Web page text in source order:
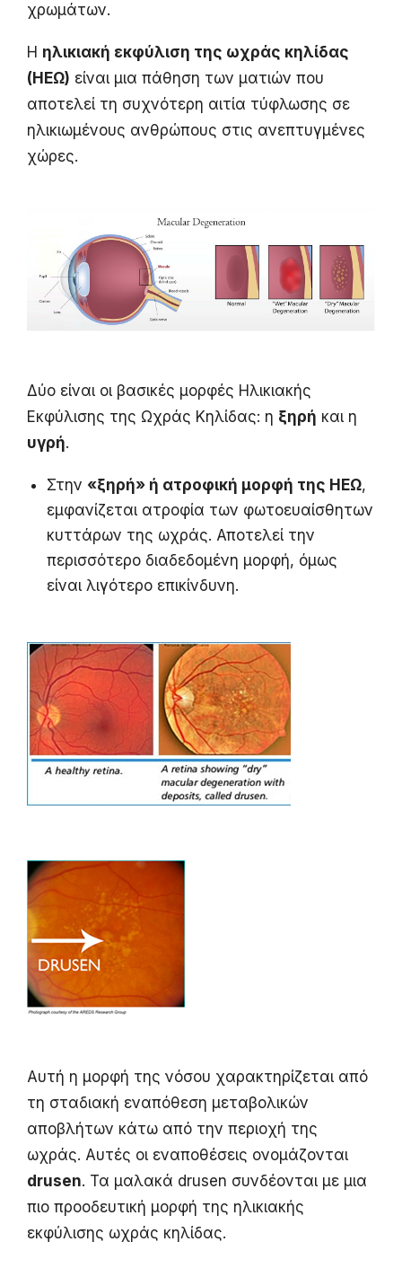
χρωμάτων.
Η ηλικιακή εκφύλιση της ωχράς κηλίδας
(ΗΕΩ) είναι μια πάθηση των ματιών που
αποτελεί τη συχνότερη αιτία τύφλωσης σε
ηλικιωμένους ανθρώπους στις ανεπτυγμένες
χώρες.
Δύο είναι οι βασικές μορφές Ηλικιακής
Εκφύλισης της Ωχράς Κηλίδας: η ξηρή και η
υγρή.
Στην «ξηρή» ή ατροφική μορφή της ΗΕΩ,
εμφανίζεται ατροφία των φωτοευαίσθητων
κυττάρων της ωχράς. Αποτελεί την
περισσότερο διαδεδομένη μορφή, όμως
είναι λιγότερο επικίνδυνη.
Αυτή η μορφή της νόσου χαρακτηρίζεται από
τη σταδιακή εναπόθεση μεταβολικών
αποβλήτων κάτω από την περιοχή της
ωχράς. Αυτές οι εναποθέσεις ονομάζονται
drusen. Τα μαλακά drusen συνδέονται με μια
πιο προοδευτική μορφή της ηλικιακής
εκφύλισης ωχράς κηλίδας.